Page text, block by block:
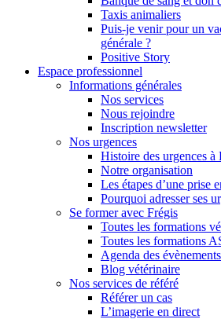
Taxis animaliers
Puis-je venir pour un
générale ?
Positive Story
Espace professionnel
Informations générales
Nos services
Nous rejoindre
Inscription newsletter
Nos urgences
Histoire des urgences à
Notre organisation
Les étapes d’une prise
Pourquoi adresser ses
Se former avec Frégis
Toutes les formations
Toutes les formations
Agenda des
Blog vétérinaire
Nos services de référé
Référer un cas
L’imagerie en direct